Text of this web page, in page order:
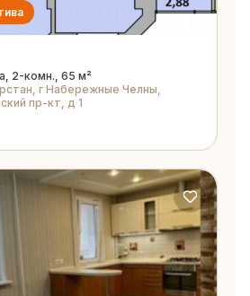
2-комн., 65 м²
г Набережные Челны,
пр-кт, д 1